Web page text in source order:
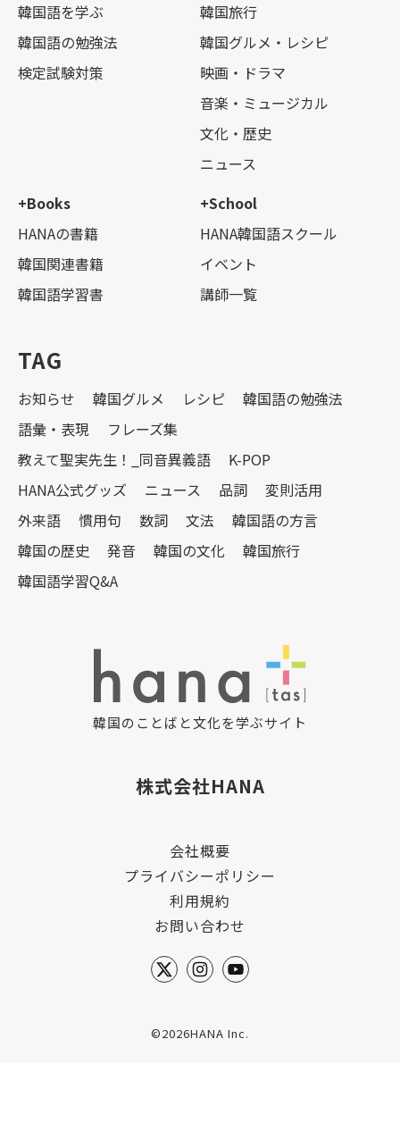
韓国語を学ぶ
韓国語の勉強法
検定試験対策
韓国旅行
韓国グルメ・レシピ
映画・ドラマ
音楽・ミュージカル
文化・歴史
ニュース
+Books
HANAの書籍
韓国関連書籍
韓国語学習書
+School
HANA韓国語スクール
イベント
講師一覧
TAG
お知らせ 韓国グルメ レシピ
韓国語の勉強法
語彙・表現
フレーズ集
教えて聖実先生！_同音異義語
K-POP
HANA公式グッズ
ニュース 品詞
変則活用
外来語
慣用句 数詞 文法
韓国語の方言
韓国の歴史
発音 韓国の文化
韓国旅行
韓国語学習Q&A
韓国のことばと文化を学ぶサイト
株式会社HANA
会社概要
プライバシーポリシー
利用規約
お問い合わせ
©2026HANA Inc.